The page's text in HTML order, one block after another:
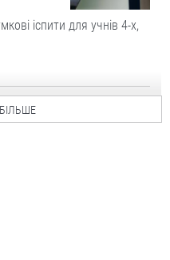
іспити для учнів 4-х,